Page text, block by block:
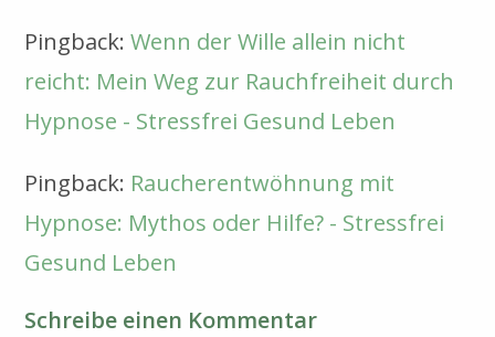
Pingback:Wenn der Wille allein nicht
reicht: Mein Weg zur Rauchfreiheit durch
Hypnose - Stressfrei Gesund Leben
Pingback: Raucherentwöhnung mit
Hypnose: Mythos oder Hilfe? - Stressfrei
Gesund Leben
Schreibe einen Kommentar